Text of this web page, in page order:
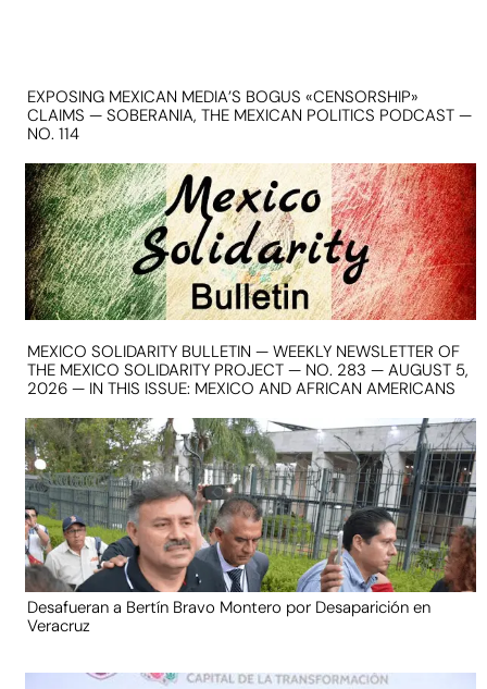
EXPOSING MEXICAN MEDIA’S BOGUS «CENSORSHIP»
CLAIMS — SOBERANIA, THE MEXICAN POLITICS PODCAST —
NO. 114
MEXICO SOLIDARITY BULLETIN — WEEKLY NEWSLETTER OF
THE MEXICO SOLIDARITY PROJECT — NO. 283 — AUGUST 5,
2026 — IN THIS ISSUE: MEXICO AND AFRICAN AMERICANS
Desafueran a Bertín Bravo Montero por Desaparición en
Veracruz